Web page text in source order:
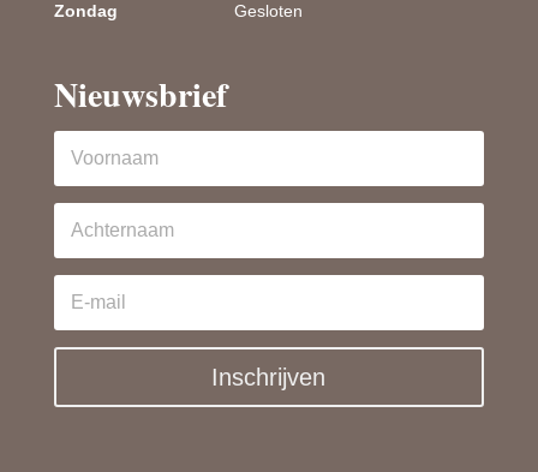
Zondag
Gesloten
Nieuwsbrief
Inschrijven